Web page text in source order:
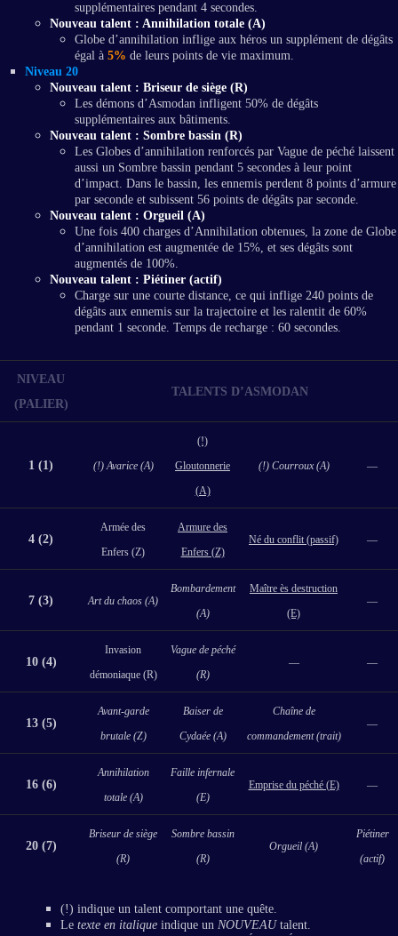
supplémentaires pendant 4 secondes.
Nouveau talent : Annihilation totale (A)
Globe d’annihilation inflige aux héros un supplément de dégâts
égal à 5% de leurs points de vie maximum.
Niveau 20
Nouveau talent : Briseur de siège (R)
Les démons d’Asmodan infligent 50% de dégâts
supplémentaires aux bâtiments.
Nouveau talent : Sombre bassin (R)
Les Globes d’annihilation renforcés par Vague de péché laissent
aussi un Sombre bassin pendant 5 secondes à leur point
d’impact. Dans le bassin, les ennemis perdent 8 points d’armure
par seconde et subissent 56 points de dégâts par seconde.
Nouveau talent : Orgueil (A)
Une fois 400 charges d’Annihilation obtenues, la zone de Globe
d’annihilation est augmentée de 15%, et ses dégâts sont
augmentés de 100%.
Nouveau talent : Piétiner (actif)
Charge sur une courte distance, ce qui inflige 240 points de
dégâts aux ennemis sur la trajectoire et les ralentit de 60%
pendant 1 seconde. Temps de recharge : 60 secondes.
NIVEAU
(PALIER)
TALENTS D’ASMODAN
1 (1) (!) Avarice (A)
(!)
Gloutonnerie
(A)
(!) Courroux (A) —
4 (2)
Armée des
Enfers (Z)
Armure des
Enfers (Z)
Né du conflit (passif) —
7 (3) Art du chaos (A)
Bombardement
(A)
Maître ès destruction
(E)
—
10 (4)
Invasion
démoniaque (R)
Vague de péché
(R)
— —
13 (5)
Avant-garde
brutale (Z)
Baiser de
Cydaée (A)
Chaîne de
commandement (trait)
—
16 (6)
Annihilation
totale (A)
Faille infernale
(E)
Emprise du péché (E) —
20 (7)
Briseur de siège
(R)
Sombre bassin
(R)
Orgueil (A)
Piétiner
(actif)
(!) indique un talent comportant une quête.
Le texte en italique indique un NOUVEAUtalent.